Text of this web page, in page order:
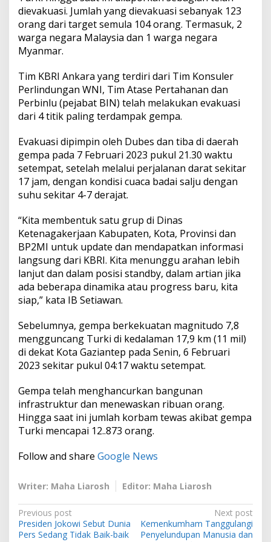
dievakuasi. Jumlah yang dievakuasi sebanyak 123
orang dari target semula 104 orang. Termasuk, 2
warga negara Malaysia dan 1 warga negara
Myanmar.
Tim KBRI Ankara yang terdiri dari Tim Konsuler
Perlindungan WNI, Tim Atase Pertahanan dan
Perbinlu (pejabat BIN) telah melakukan evakuasi
dari 4 titik paling terdampak gempa.
Evakuasi dipimpin oleh Dubes dan tiba di daerah
gempa pada 7 Februari 2023 pukul 21.30 waktu
setempat, setelah melalui perjalanan darat sekitar
17 jam, dengan kondisi cuaca badai salju dengan
suhu sekitar 4-7 derajat.
“Kita membentuk satu grup di Dinas
Ketenagakerjaan Kabupaten, Kota, Provinsi dan
BP2MI untuk update dan mendapatkan informasi
langsung dari KBRI. Kita menunggu arahan lebih
lanjut dan dalam posisi standby, dalam artian jika
ada beberapa dinamika atau progress baru, kita
siap,” kata IB Setiawan.
Sebelumnya, gempa berkekuatan magnitudo 7,8
mengguncang Turki di kedalaman 17,9 km (11 mil)
di dekat Kota Gaziantep pada Senin, 6 Februari
2023 sekitar pukul 04:17 waktu setempat.
Gempa telah menghancurkan bangunan
infrastruktur dan menewaskan ribuan orang.
Hingga saat ini jumlah korbam tewas akibat gempa
Turki mencapai 12..873 orang.
Follow and share Google News
Writer: Maha Liarosh Editor: Maha Liarosh
P
o
Previous post
Presiden Jokowi Sebut Dunia
Pers Sedang Tidak Baik-baik
Next post
Kemenkumham Tanggulangi
Penyelundupan Manusia dan